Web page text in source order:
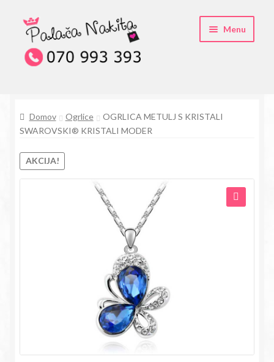
Skip
to
navigation
Skip
to
content
Menu
Pogosta vprašanja
Kontakt
Trgovina
Domov Ogrlice
OGRLICA METULJ S KRISTALI
SWAROVSKI® KRISTALI MODER
AKCIJA!